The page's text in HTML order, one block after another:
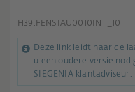
H39.FENSIAU0010INT_10
Deze link leidt naar de
u een oudere versie
SIEGENIA klantadviseur.